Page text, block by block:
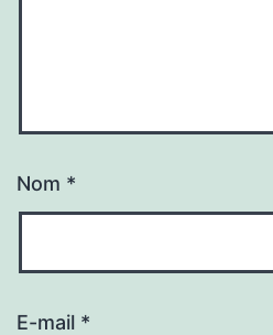
Nom *
E-mail *